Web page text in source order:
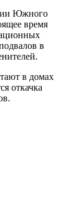
Южного
время
в
в домах
откачка